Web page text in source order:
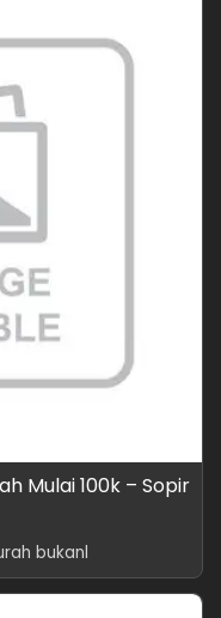
Mulai 100k – Sopir
bukanl